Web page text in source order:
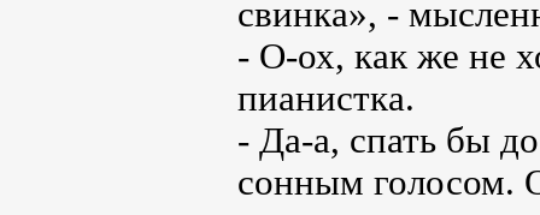
свинка», -
- О-ох, как же не
пианистка.
- Да-а, спать бы
сонным голосом.